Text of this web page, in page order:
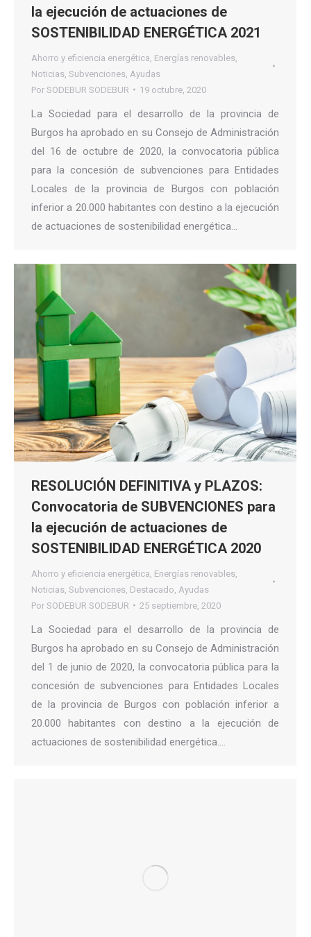
la ejecución de actuaciones de
SOSTENIBILIDAD ENERGÉTICA 2021
Ahorro y eficiencia energética Energías renovables
Noticias Subvenciones Ayudas
Por SODEBUR SODEBUR 19 octubre, 2020
La Sociedad para el desarrollo de la provincia de
Burgos ha aprobado en su Consejo de Administración
del 16 de octubre de 2020, la convocatoria pública
para la concesión de subvenciones para Entidades
Locales de la provincia de Burgos con población
inferior a 20.000 habitantes con destino a la ejecución
de actuaciones de sostenibilidad energética…
RESOLUCIÓN DEFINITIVA y PLAZOS:
Convocatoria de SUBVENCIONES para
la ejecución de actuaciones de
SOSTENIBILIDAD ENERGÉTICA 2020
Ahorro y eficiencia energética Energías renovables
Noticias Subvenciones Destacado Ayudas
Por SODEBUR SODEBUR 25 septiembre, 2020
La Sociedad para el desarrollo de la provincia de
Burgos ha aprobado en su Consejo de Administración
del 1 de junio de 2020, la convocatoria pública para la
concesión de subvenciones para Entidades Locales
de la provincia de Burgos con población inferior a
20.000 habitantes con destino a la ejecución de
actuaciones de sostenibilidad energética.…